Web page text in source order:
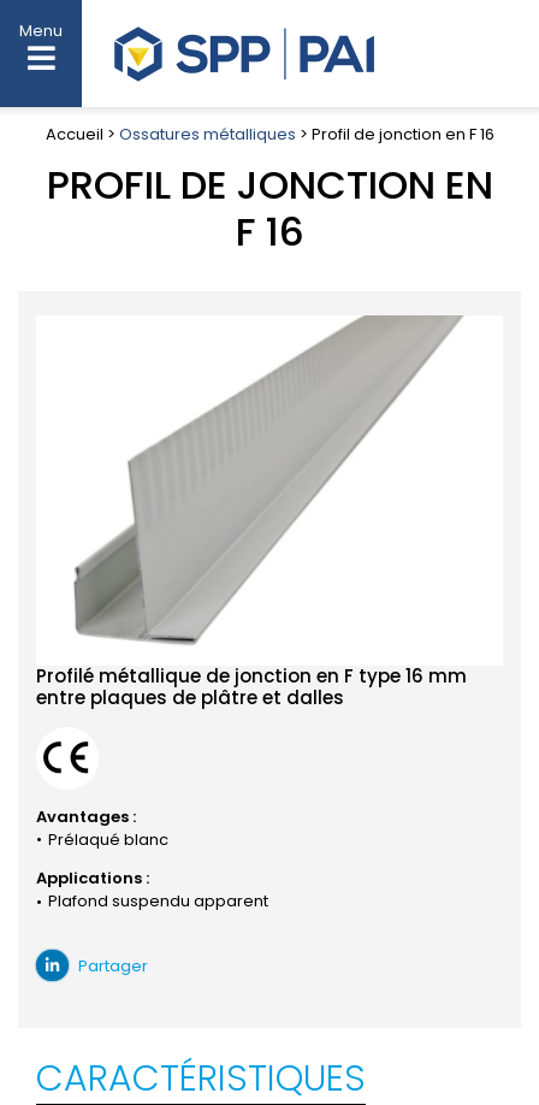
Menu
Accueil > Ossatures métalliques > Profil de jonction en F 16
PROFIL DE JONCTION EN
F 16
Profilé métallique de jonction en F type 16 mm
entre plaques de plâtre et dalles
Avantages :
Prélaqué blanc
Applications :
Plafond suspendu apparent
Partager
CARACTÉRISTIQUES